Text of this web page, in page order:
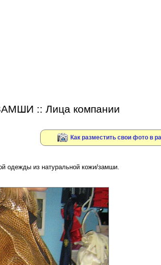
:: Лица компании
Как разместить свои фото
одежды из натуральной кожи/замши.